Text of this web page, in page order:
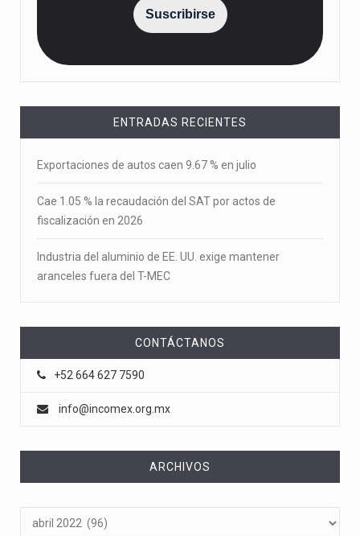
Suscribirse
ENTRADAS RECIENTES
Exportaciones de autos caen 9.67 % en julio
Cae 1.05 % la recaudación del SAT por actos de
fiscalización en 2026
Industria del aluminio de EE. UU. exige mantener
aranceles fuera del T-MEC
CONTÁCTANOS
+52 664 627 7590
info@incomex.org.mx
ARCHIVOS